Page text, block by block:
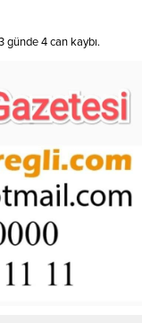
günde 4 can kaybı.